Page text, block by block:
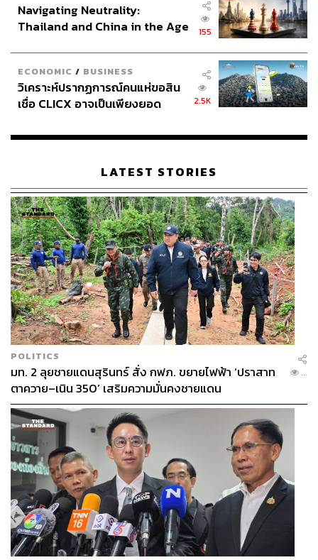
Navigating Neutrality:
Thailand and China in the Age
155
ECONOMIC / BUSINESS
วิเคราะห์ปรากฏการณ์คนแห่ขอสิน
เชื่อ CLICX อาจเป็นเพียงยอด
เรือนไทยที่ถูกซุกไว้
2.5K
LATEST STORIES
POLITICS
มท. 2 ลุยชายแดนสุรินทร์ สั่ง กฟภ. ขยายไฟฟ้า ‘ปราสาท
ตาควาย–เนิน 350’ เสริมความมั่นคงชายแดน
...